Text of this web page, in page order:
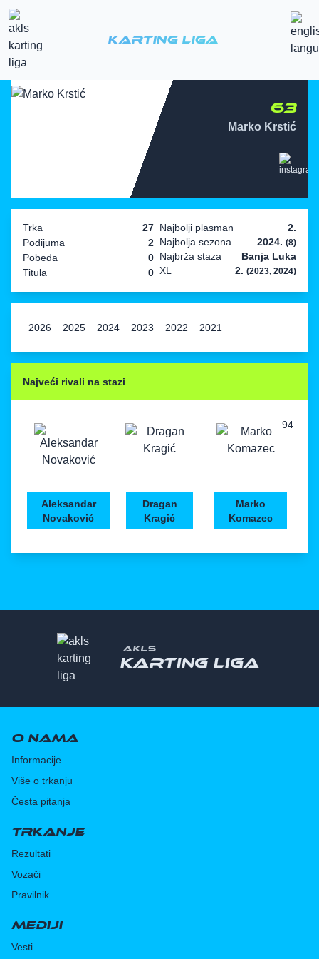
Karting Liga
63
Marko Krstić
Trka
27
Podijuma
2
Pobeda
0
Titula
0
Najbolji plasman
2.
Najbolja sezona
2024. (8)
Najbrža staza
Banja Luka
XL
2. (2023, 2024)
2026 2025 2024 2023 2022 2021
Najveći rivali na stazi
Aleksandar
Novaković
Dragan
Kragić
94
Marko
Komazec
AKLS
Karting liga
O nama
Informacije
Više o trkanju
Česta pitanja
Trkanje
Rezultati
Vozači
Pravilnik
Mediji
Vesti